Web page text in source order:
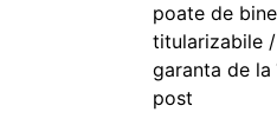
poate de
titularizabile
garanta de la
post